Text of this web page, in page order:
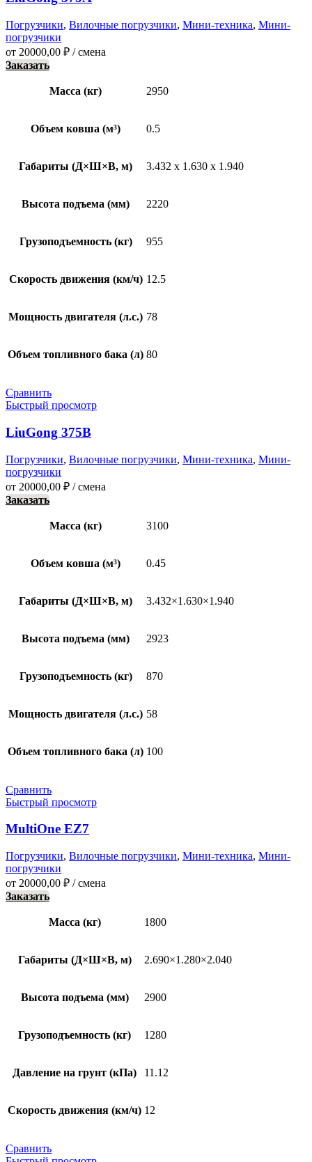
Погрузчики, Вилочные погрузчики, Мини-техника, Мини-
погрузчики
от 20000,00 ₽ / смена
Заказать
Масса (кг) 2950
Объем ковша (м³) 0.5
Габариты (Д×Ш×В, м) 3.432 x 1.630 x 1.940
Высота подъема (мм) 2220
Грузоподъемность (кг) 955
Скорость движения (км/ч) 12.5
Мощность двигателя (л.с.) 78
Объем топливного бака (л) 80
Сравнить
Быстрый просмотр
LiuGong 375B
Погрузчики, Вилочные погрузчики, Мини-техника, Мини-
погрузчики
от 20000,00 ₽ / смена
Заказать
Масса (кг) 3100
Объем ковша (м³) 0.45
Габариты (Д×Ш×В, м) 3.432×1.630×1.940
Высота подъема (мм) 2923
Грузоподъемность (кг) 870
Мощность двигателя (л.с.) 58
Объем топливного бака (л) 100
Сравнить
Быстрый просмотр
MultiOne EZ7
Погрузчики, Вилочные погрузчики, Мини-техника, Мини-
погрузчики
от 20000,00 ₽ / смена
Заказать
Масса (кг) 1800
Габариты (Д×Ш×В, м) 2.690×1.280×2.040
Высота подъема (мм) 2900
Грузоподъемность (кг) 1280
Давление на грунт (кПа) 11.12
Скорость движения (км/ч) 12
Сравнить